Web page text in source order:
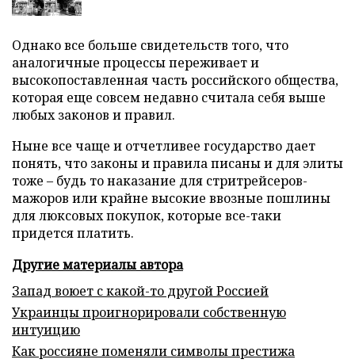
Однако все больше свидетельств того, что
аналогичные процессы переживает и
высокопоставленная часть российского общества,
которая еще совсем недавно считала себя выше
любых законов и правил.
Ныне все чаще и отчетливее государство дает
понять, что законы и правила писаны и для элиты
тоже – будь то наказание для стритрейсеров-
мажоров или крайне высокие ввозные пошлины
для люксовых покупок, которые все-таки
придется платить.
Другие материалы автора
Запад воюет с какой-то другой Россией
Украинцы проигнорировали собственную
интуицию
Как россияне поменяли символы престижа